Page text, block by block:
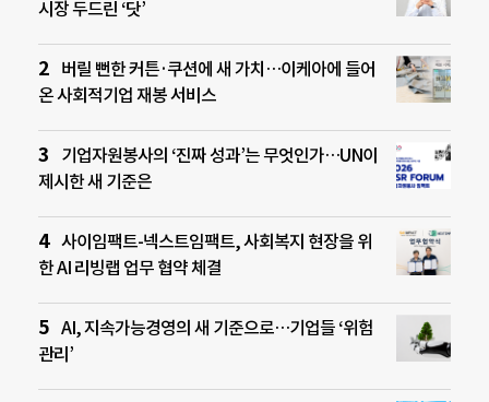
시장 두드린 ‘닷’
버릴 뻔한 커튼·쿠션에 새 가치…이케아에 들어
온 사회적기업 재봉 서비스
기업자원봉사의 ‘진짜 성과’는 무엇인가…UN이
제시한 새 기준은
사이임팩트-넥스트임팩트, 사회복지 현장을 위
한 AI 리빙랩 업무 협약 체결
AI, 지속가능경영의 새 기준으로…기업들 ‘위험
관리’